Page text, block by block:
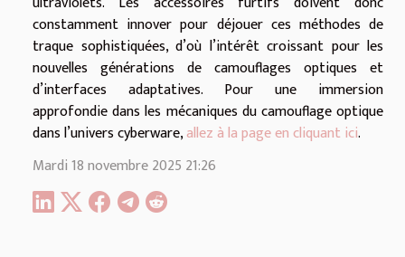
constamment innover pour déjouer ces méthodes de
traque sophistiquées, d’où l’intérêt croissant pour les
nouvelles générations de camouflages optiques et
d’interfaces adaptatives. Pour une immersion
approfondie dans les mécaniques du camouflage optique
dans l’univers cyberware,allez à la page en cliquant ici.
Mardi 18 novembre 2025 21:26